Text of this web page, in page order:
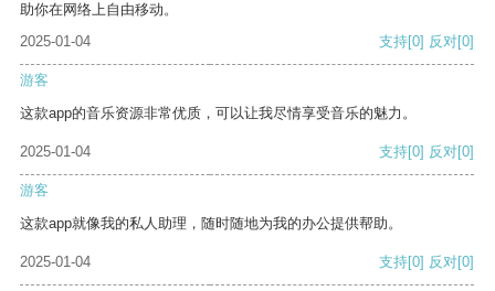
助你在网络上自由移动。
2025-01-04
支持[0] 反对[0]
游客
这款app的音乐资源非常优质，可以让我尽情享受音乐的魅力。
2025-01-04 支持[0] 反对[0]
游客
这款app就像我的私人助理，随时随地为我的办公提供帮助。
2025-01-04 支持[0] 反对[0]